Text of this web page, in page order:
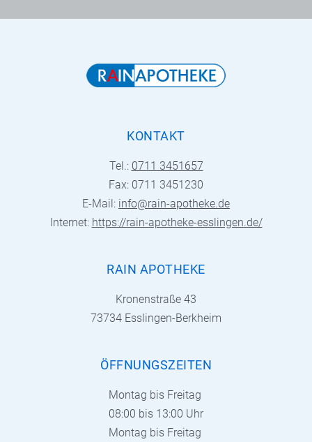
KONTAKT
Tel.: 0711 3451657
Fax: 0711 3451230
E-Mail: info@rain-apotheke.de
Internet: https://rain-apotheke-esslingen.de/
RAIN APOTHEKE
Kronenstraße 43
73734 Esslingen-Berkheim
ÖFFNUNGSZEITEN
Montag bis Freitag
08:00 bis 13:00 Uhr
Montag bis Freitag